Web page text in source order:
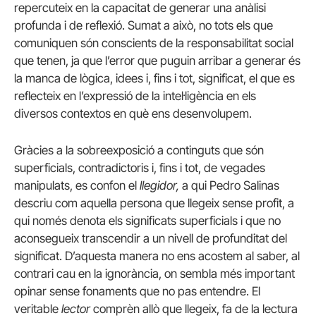
repercuteix en la capacitat de generar una anàlisi
profunda i de reflexió. Sumat a això, no tots els que
comuniquen són conscients de la responsabilitat social
que tenen, ja que l’error que puguin arribar a generar és
la manca de lògica, idees i, fins i tot, significat, el que es
reflecteix en l’expressió de la intel·ligència en els
diversos contextos en què ens desenvolupem.
Gràcies a la sobreexposició a continguts que són
superficials, contradictoris i, fins i tot, de vegades
manipulats, es confon el llegidor, a qui Pedro Salinas
descriu com aquella persona que llegeix sense profit, a
qui només denota els significats superficials i que no
aconsegueix transcendir a un nivell de profunditat del
significat. D’aquesta manera no ens acostem al saber, al
contrari cau en la ignorància, on sembla més important
opinar sense fonaments que no pas entendre. El
veritable lectorcomprèn allò que llegeix, fa de la lectura